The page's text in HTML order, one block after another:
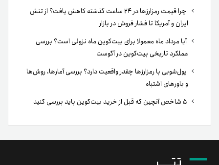
چرا قیمت رمزارزها در ۲۴ ساعت گذشته کاهش یافت؟ از تنش
ایران و آمریکا تا فشار فروش در بازار
آیا مرداد ماه معمولا برای بیت‌کوین ماه نزولی است؟ بررسی
عملکرد تاریخی بیت‌کوین در آگوست
پول‌شویی با رمزارزها چقدر واقعیت دارد؟ بررسی آمارها، روش‌ها
و باورهای اشتباه